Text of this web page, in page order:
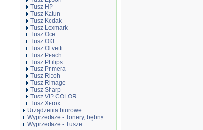
Tusz HP
Tusz Katun
Tusz Kodak
Tusz Lexmark
Tusz Oce
Tusz OKI
Tusz Olivetti
Tusz Peach
Tusz Philips
Tusz Primera
Tusz Ricoh
Tusz Rimage
Tusz Sharp
Tusz VIP COLOR
Tusz Xerox
Urządzenia biurowe
Wyprzedaże - Tonery, bębny
Wyprzedaże - Tusze